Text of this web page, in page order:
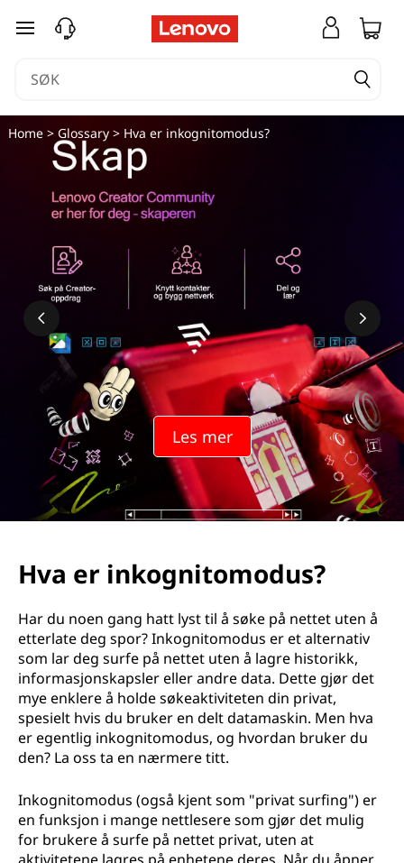
gå til hovedinnhold
Les mer
Home> Glossary> Hva er inkognitomodus?
Hva er inkognitomodus?
Har du noen gang hatt lyst til å søke på nettet uten å
etterlate deg spor? Inkognitomodus er et alternativ
som lar deg surfe på nettet uten å lagre historikk,
informasjonskapsler eller andre data. Dette gjør det
mye enklere å holde søkeaktiviteten din privat,
spesielt hvis du bruker en delt datamaskin. Men hva
er egentlig inkognitomodus, og hvordan bruker du
den? La oss ta en nærmere titt.
Inkognitomodus (også kjent som "privat surfing") er
en funksjon i mange nettlesere som gjør det mulig
for brukere å surfe på nettet privat, uten at